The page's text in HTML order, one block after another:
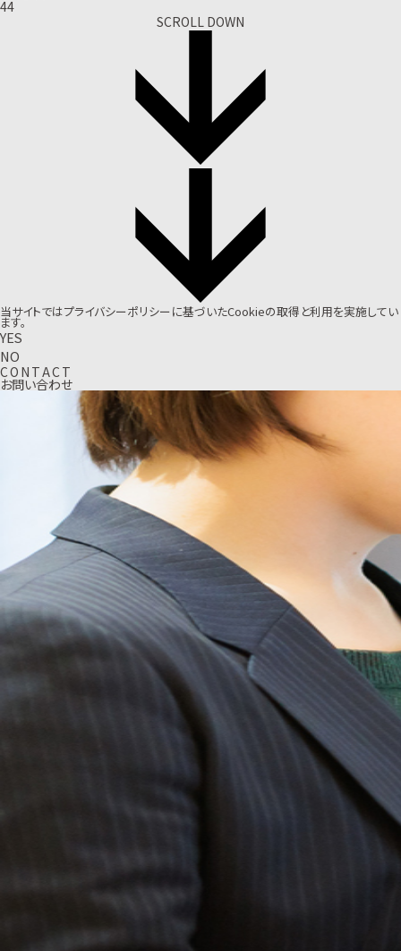
44
SCROLL DOWN
当サイトではプライバシーポリシーに基づいたCookieの取得と利用を実施してい
ます。
YES
NO
CO N TACT
お問い合わせ